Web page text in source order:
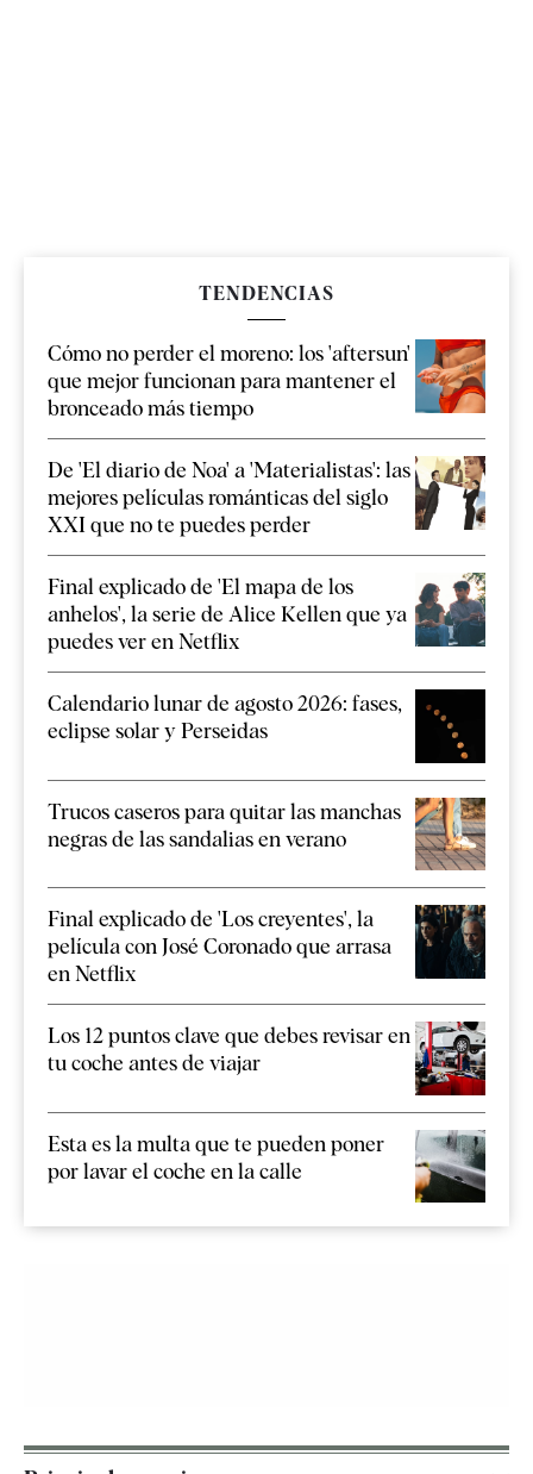
TENDENCIAS
Cómo no perder el moreno: los 'aftersun'
que mejor funcionan para mantener el
bronceado más tiempo
De 'El diario de Noa' a 'Materialistas': las
mejores películas románticas del siglo
XXI que no te puedes perder
Final explicado de 'El mapa de los
anhelos', la serie de Alice Kellen que ya
puedes ver en Netflix
Calendario lunar de agosto 2026: fases,
eclipse solar y Perseidas
Trucos caseros para quitar las manchas
negras de las sandalias en verano
Final explicado de 'Los creyentes', la
película con José Coronado que arrasa
en Netflix
Los 12 puntos clave que debes revisar en
tu coche antes de viajar
Esta es la multa que te pueden poner
por lavar el coche en la calle